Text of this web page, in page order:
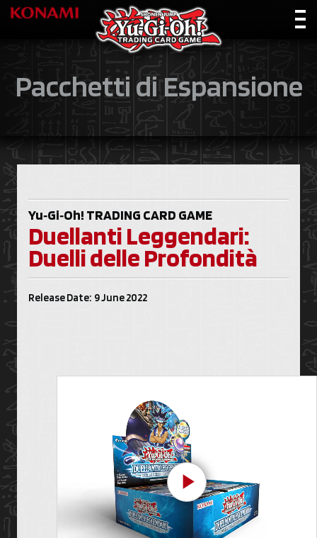
Pacchetti di Espansione
Play Video
Yu‑Gi‑Oh! TRADING CARD GAME
Duellanti Leggendari:
Duelli delle Profondità
Release Date: 9 June 2022